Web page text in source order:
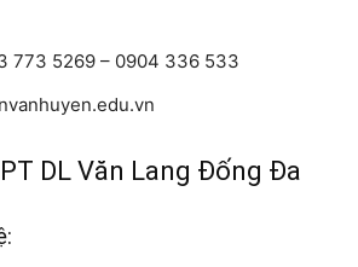
773 5269 – 0904 336 533
DL Văn Lang Đống Đa